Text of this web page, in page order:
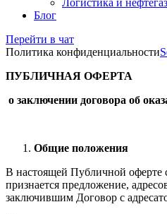
Логистика и нефтегаз
Блог
Перейти в чат
Политика конфиденциальности
ПУБЛИЧНАЯ ОФЕРТА
о заключении договора об
Общие положения
В настоящей Публичной оферте
признается предложение,
заключившим Договор с